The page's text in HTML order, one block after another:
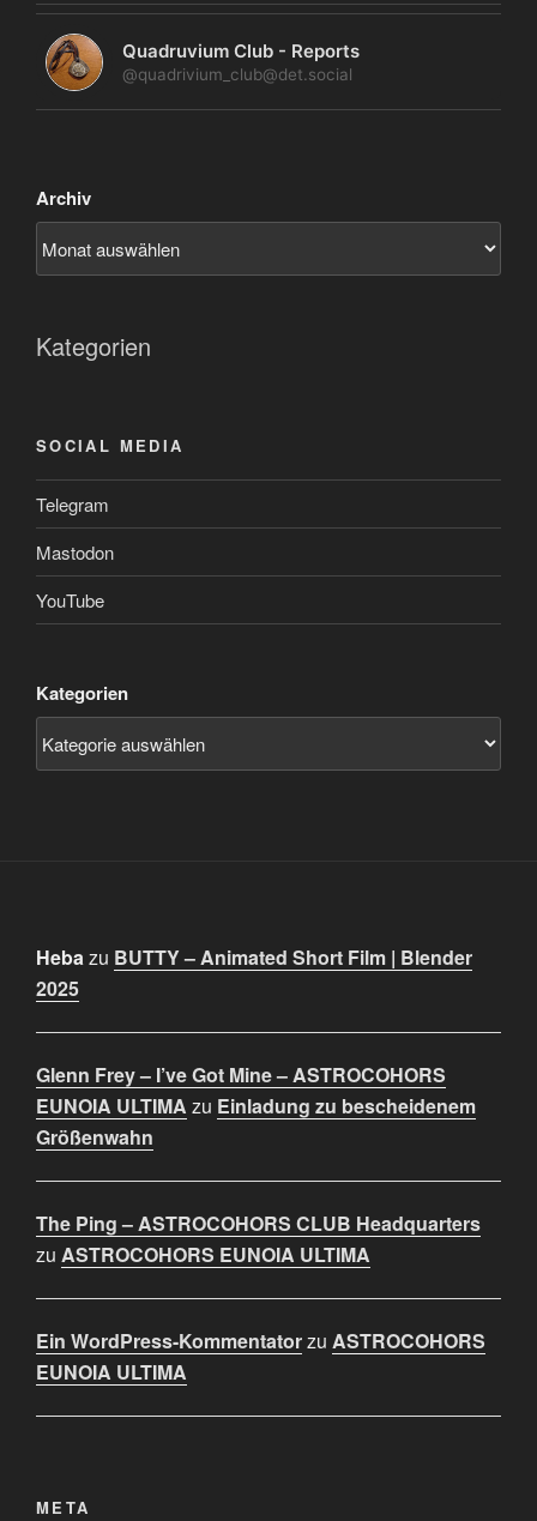
Quadruvium Club - Reports
@quadrivium_club@det.social
Archiv
Kategorien
SOCIAL MEDIA
Telegram
Mastodon
YouTube
Kategorien
Hebazu BUTTY – Animated Short Film | Blender
2025
Glenn Frey – I’ve Got Mine – ASTROCOHORS
EUNOIA ULTIMA zu Einladung zu bescheidenem
Größenwahn
The Ping – ASTROCOHORS CLUB Headquarters
zu ASTROCOHORS EUNOIA ULTIMA
Ein WordPress-Kommentatorzu ASTROCOHORS
EUNOIA ULTIMA
META